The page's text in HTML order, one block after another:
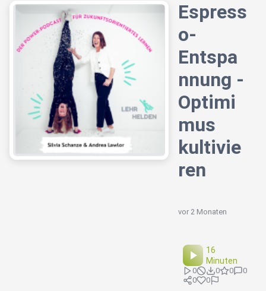
Espress
o-
Entspa
nnung -
Optimi
mus
kultivie
ren
vor 2 Monaten
16
Minuten
0 0 0
0
0
0